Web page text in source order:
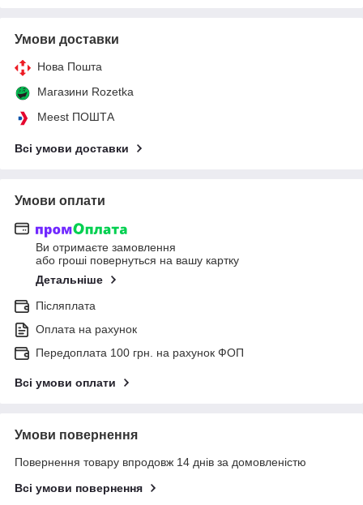
Умови доставки
Нова Пошта
Магазини Rozetka
Meest ПОШТА
Всі умови доставки
Умови оплати
Ви отримаєте замовлення
або гроші повернуться на вашу картку
Детальніше
Післяплата
Оплата на рахунок
Передоплата 100 грн. на рахунок ФОП
Всі умови оплати
Умови повернення
Повернення товару впродовж 14 днів за домовленістю
Всі умови повернення